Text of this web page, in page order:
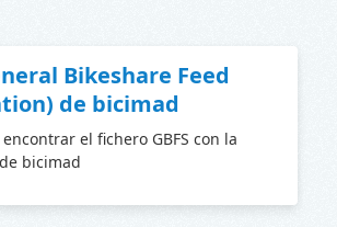
Bikeshare Feed
de bicimad
el fichero GBFS con la
bicimad